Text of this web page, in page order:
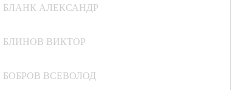
БЛАНК АЛЕКСАНДР
БЛИНОВ ВИКТОР
БОБРОВ ВСЕВОЛОД